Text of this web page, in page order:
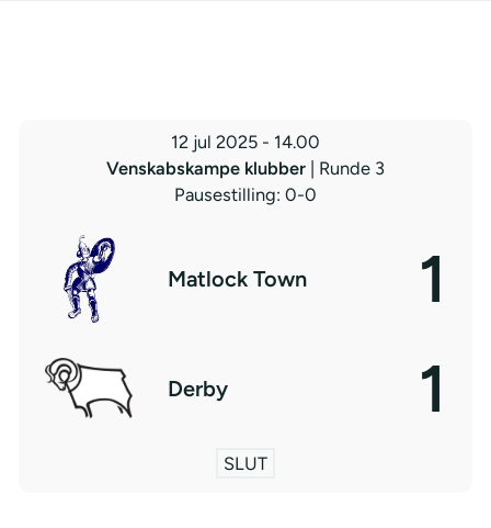
12 jul 2025 - 14.00
Venskabskampe klubber
| Runde 3
Pausestilling: 0-0
Matlock Town 1
Derby 1
SLUT